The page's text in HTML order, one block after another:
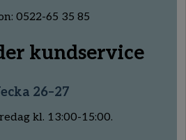
0522-65 35 85
kundservice
26–27
kl. 13:00-15:00.